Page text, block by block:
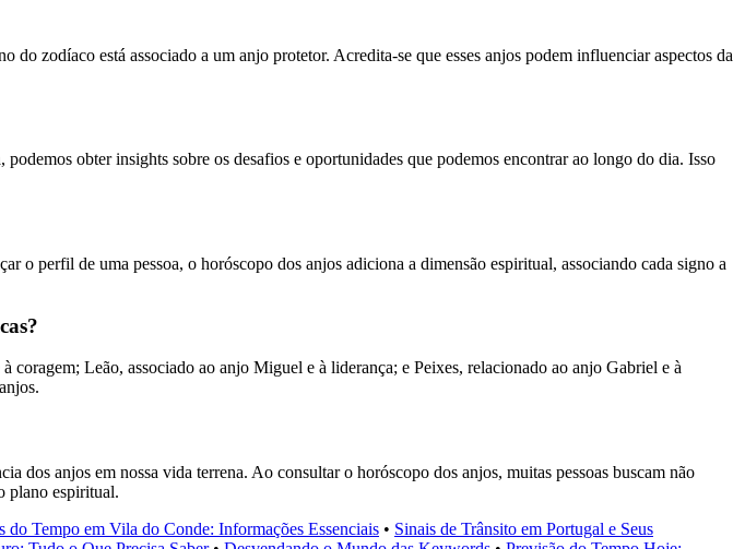
zodíaco está associado a um anjo protetor. Acredita-se que esses anjos podem influenciar aspectos da
obter insights sobre os desafios e oportunidades que podemos encontrar ao longo do dia. Isso
o perfil de uma pessoa, o horóscopo dos anjos adiciona a dimensão espiritual, associando cada signo a
Leão, associado ao anjo Miguel e à liderança; e Peixes, relacionado ao anjo Gabriel e à
dos anjos em nossa vida terrena. Ao consultar o horóscopo dos anjos, muitas pessoas buscam não
plano espiritual.
do Tempo em Vila do Conde: Informações Essenciais • Sinais de Trânsito em Portugal e Seus